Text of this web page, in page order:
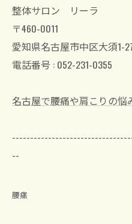
整体サロン リーラ
〒460-0011
愛知県名古屋市中区大須1-
電話番号 : 052-231-0355
名古屋で腰痛や肩こりの悩
--
腰痛